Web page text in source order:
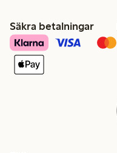
Säkra betalningar